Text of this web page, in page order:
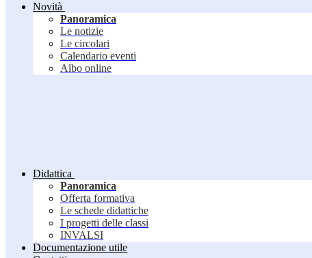
Novità
Panoramica
Le notizie
Le circolari
Calendario eventi
Albo online
Didattica
Panoramica
Offerta formativa
Le schede didattiche
I progetti delle classi
INVALSI
Documentazione utile